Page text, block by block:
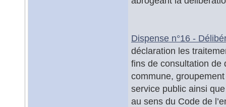
Dispense n°16 -
déclaration les
fins de consultation de
commune,
service public ainsi
au sens du Code de